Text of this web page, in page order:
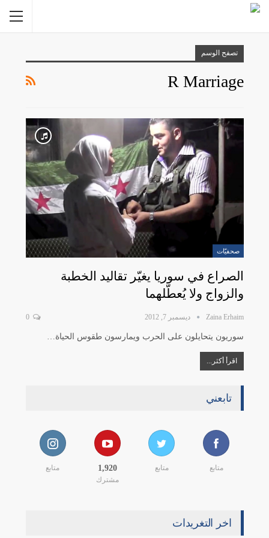
تصفح الوسم
R Marriage
صحفيّات
الصراع في سوريا يغيّر تقاليد الخطبة
والزواج ولا يُعطّلهما
Zaina Erhaim ديسمبر 7, 2012 0
سوريون يتحايلون على الحرب ويمارسون طقوس الحياة…
اقرأ أكثر...
تابعني
متابع متابع 1,920
مشترك
متابع
اخر التغريدات